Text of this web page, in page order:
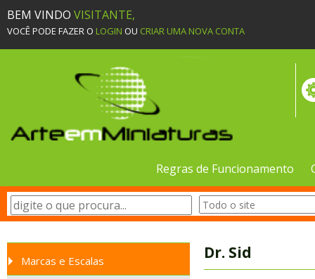
BEM VINDO VISITANTE,
VOCÊ PODE FAZER O LOGIN OU CRIAR UMA NOVA CONTA
Regras de Funcionamento
Marcas e Escalas Dr. Sid